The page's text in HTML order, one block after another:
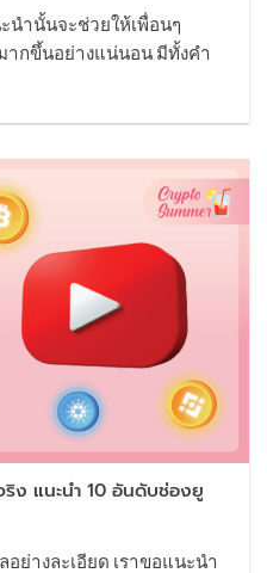
นำนั้นจะช่วยให้เพื่อนๆ
ากขึ้นอย่างแน่นอน มีทั้งคำ
ง แนะนำ 10 อันดับช่องยู
ย่างละเอียด เราขอแนะนำ